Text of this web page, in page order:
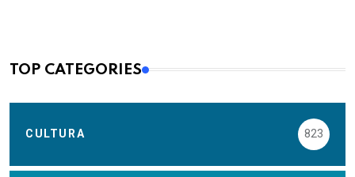
TOP CATEGORIES
CULTURA 823